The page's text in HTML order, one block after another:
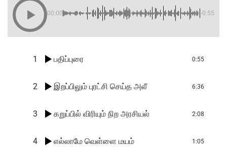
00:00 -0:55
1 பதிப்புரை 0:55
2 இறப்பிலும் புரட்சி செய்த அலீ 6:36
3 கறுப்பில் விரியும் நிற அரசியல் 2:08
4 எல்லாமே வெள்ளை மயம் 1:05